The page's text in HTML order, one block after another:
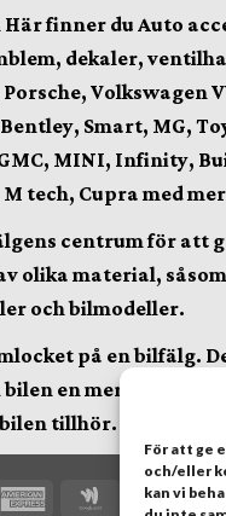
För att ge
och/eller
kan vi
finner du Auto
dekaler,
Volkswagen
Smart, MG,
MINI, Infinity,
tech, Cupramed
centrum för att
material,
och bilmodeller.
på en bilfälg.
en mer stilren
tillhör.
American Google